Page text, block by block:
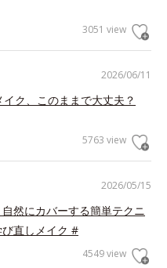
3051 view
2026/06/11
ク、このままで大丈夫？
5763 view
2026/05/15
然にカバーする簡単テクニ
直しメイク #
4549 view